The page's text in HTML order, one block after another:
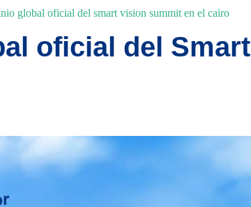
global oficial del smart vision summit en el cairo
oficial del Smart